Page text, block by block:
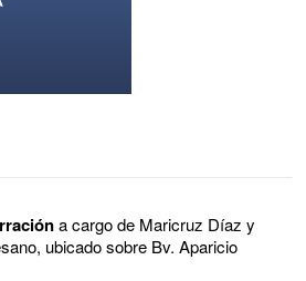
a cargo de Maricruz Díaz y
ubicado sobre Bv. Aparicio